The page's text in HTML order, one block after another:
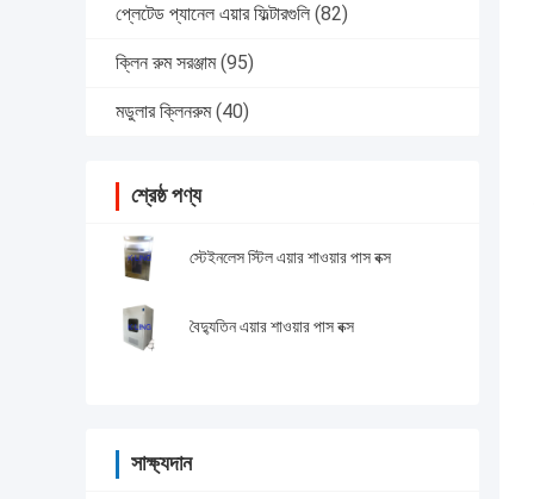
প্লেটেড প্যানেল এয়ার ফিল্টারগুলি (82)
ক্লিন রুম সরঞ্জাম (95)
মডুলার ক্লিনরুম (40)
শ্রেষ্ঠ পণ্য
স্টেইনলেস স্টিল এয়ার শাওয়ার পাস বক্স
বৈদ্যুতিন এয়ার শাওয়ার পাস বক্স
সাক্ষ্যদান